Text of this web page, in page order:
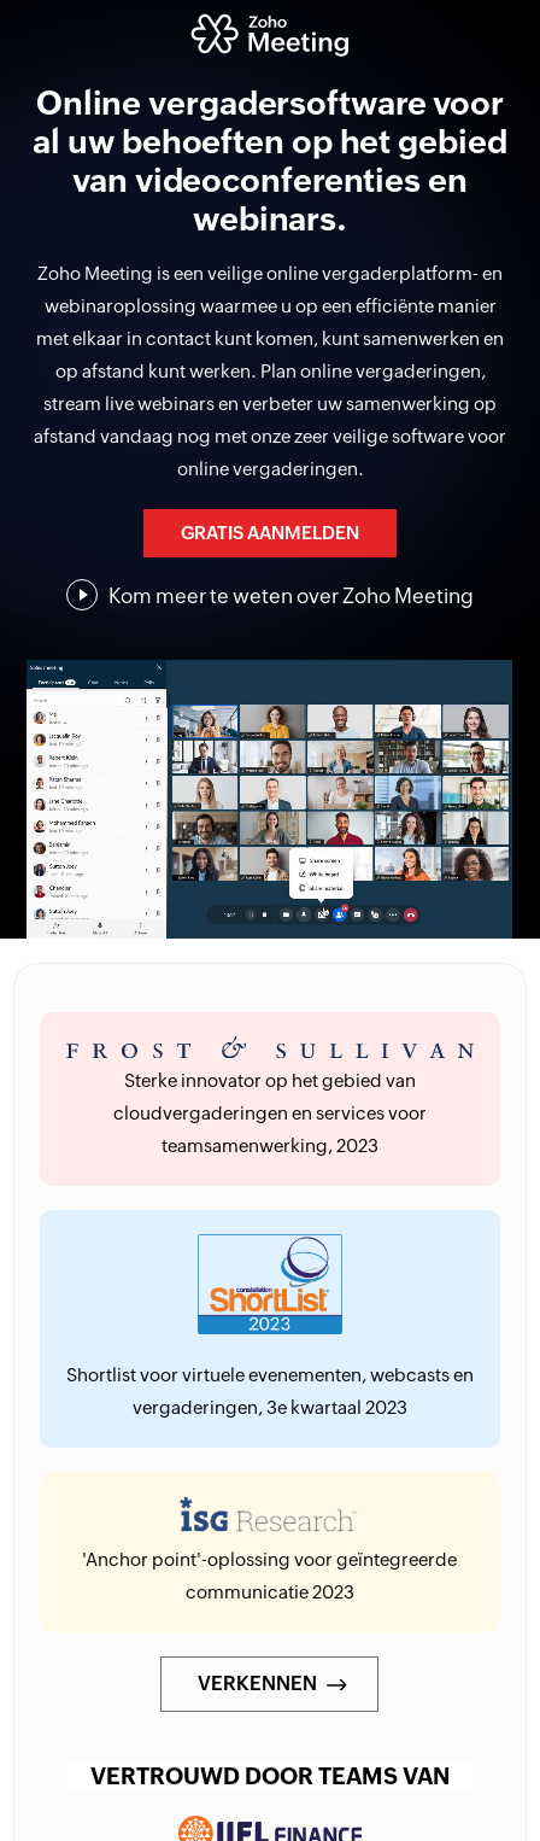
Online vergadersoftware voor
al uw behoeften op het gebied
van videoconferenties en
webinars.
Zoho Meeting is een veilige online vergaderplatform- en
webinaroplossing waarmee u op een efficiënte manier
met elkaar in contact kunt komen, kunt samenwerken en
op afstand kunt werken. Plan online vergaderingen,
stream live webinars en verbeter uw samenwerking op
afstand vandaag nog met onze zeer veilige software voor
online vergaderingen.
GRATIS AANMELDEN
Kom meer te weten overZoho Meeting
Sterke innovator op het gebied van
cloudvergaderingen en services voor
teamsamenwerking, 2023
Shortlist voor virtuele evenementen, webcasts en
vergaderingen, 3e kwartaal 2023
'Anchor point'-oplossing voor geïntegreerde
communicatie 2023
VERKENNEN
VERTROUWD DOOR TEAMS VAN